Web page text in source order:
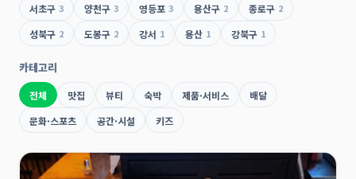
서초구 3 양천구 3 영등포 3 용산구 2 종로구 2
성북구 2 도봉구 2 강서 1 용산 1 강북구 1
카테고리
전체 맛집 뷰티 숙박 제품·서비스
배달
문화·스포츠
공간·시설 키즈